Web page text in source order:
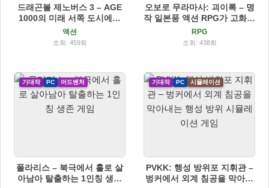
드래곤볼 제노버스 3 – AGE
1000의 미래 서쪽 도시에서
펼쳐지는 새로운 드래곤볼 액
션 RPG
액션
조회: 459회
오보로 무라마사: 괴이록 – 명
작 일본풍 액션 RPG가 고화질
로 귀환
RPG
조회: 438회
기대작 PC 어드벤처
폴라리스 – 북극에서 홀로 살
아남아 탈출하는 1인칭 생존
기대작 PC 시뮬레이션
PVKK: 행성 방위포 지휘관 –
벙커에서 외계 침공을 막아내